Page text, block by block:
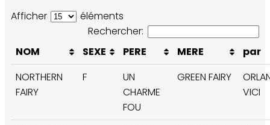
Afficher
éléments
Rechercher:
NOM
SEXE PERE MERE
par
NORTHERN
FAIRY
F
UN
CHARME
FOU
GREEN FAIRY
VICI